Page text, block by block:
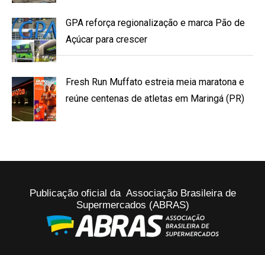
GPA reforça regionalização e marca Pão de
Açúcar para crescer
Fresh Run Muffato estreia meia maratona e
reúne centenas de atletas em Maringá (PR)
Publicação oficial da Associação Brasileira de
Supermercados (ABRAS)